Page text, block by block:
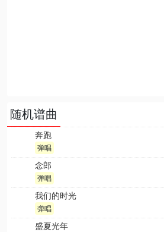
随机谱曲
奔跑
弹唱
念郎
弹唱
我们的时光
弹唱
盛夏光年